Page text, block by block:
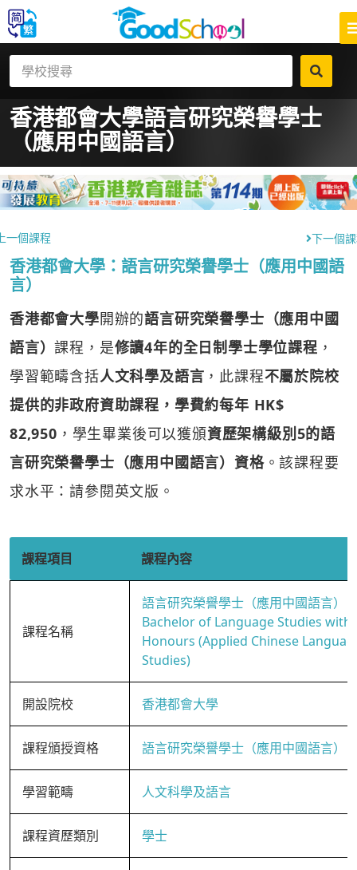
香港都會大學語言研究榮譽學士
（應用中國語言）
一個課程 下一個
香港都會大學：語言研究榮譽學士（應用中國語
言）
香港都會大學開辦的語言研究榮譽學士（應用中國
語言）課程，是修讀4年的全日制學士學位課程 ，
學習範疇含括人文科學及語言 ，此課程不屬於院校
提供的非政府資助課程，學費約每年 HK$
82,950 ，學生畢業後可以獲頒資歷架構級別5的語
言研究榮譽學士（應用中國語言）資格。該課程要
求水平：請參閱英文版。
課程項目 課程內容
課程名稱
語言研究榮譽學士（應用中國語言）
Bachelor of Language Studies with
Honours (Applied Chinese
Studies)
開設院校 香港都會大學
課程頒授資格 語言研究榮譽學士（應用中國語言）
學習範疇 人文科學及語言
課程資歷類別 學士